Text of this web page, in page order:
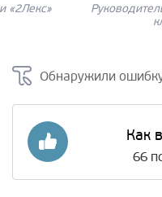
«2Лекс»
Обнаружили
Как
66